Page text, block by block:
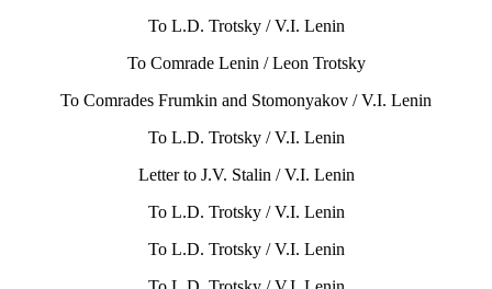
To L.D. Trotsky / V.I. Lenin
To Comrade Lenin / Leon Trotsky
To Comrades Frumkin and Stomonyakov / V.I. Lenin
To L.D. Trotsky / V.I. Lenin
Letter to J.V. Stalin / V.I. Lenin
To L.D. Trotsky / V.I. Lenin
То L.D. Trotsky / V.I. Lenin